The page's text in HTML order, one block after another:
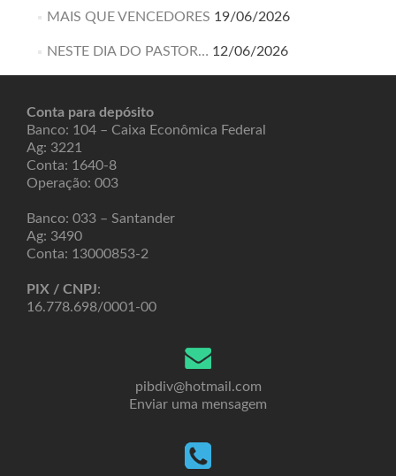
MAIS QUE VENCEDORES 19/06/2026
NESTE DIA DO PASTOR… 12/06/2026
Conta para depósito
Banco: 104 – Caixa Econômica Federal
Ag: 3221
Conta: 1640-8
Operação: 003
Banco: 033 – Santander
Ag: 3490
Conta: 13000853-2
PIX / CNPJ:
16.778.698/0001-00
pibdiv@hotmail.com
Enviar uma mensagem